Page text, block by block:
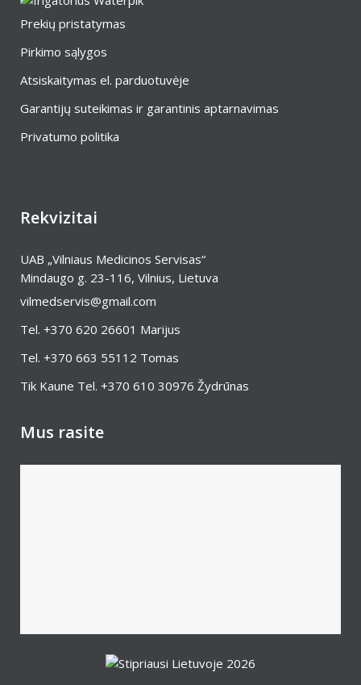
Prekių pristatymas
Pirkimo sąlygos
Atsiskaitymas el. parduotuvėje
Garantijų suteikimas ir garantinis aptarnavimas
Privatumo politika
Rekvizitai
UAB „Vilniaus Medicinos Servisas“
Mindaugo g. 23-116, Vilnius, Lietuva
vilmedservis@gmail.com
Tel. +370 620 26601 Marijus
Tel. +370 663 55112 Tomas
Tik Kaune Tel. +370 610 30976 Žydrūnas
Mus rasite